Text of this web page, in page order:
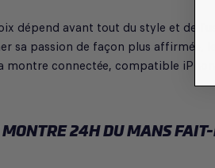
dépend avant tout du style et de
sa passion de façon plus affirmée,
montre connectée, compatible
24H DU MANS